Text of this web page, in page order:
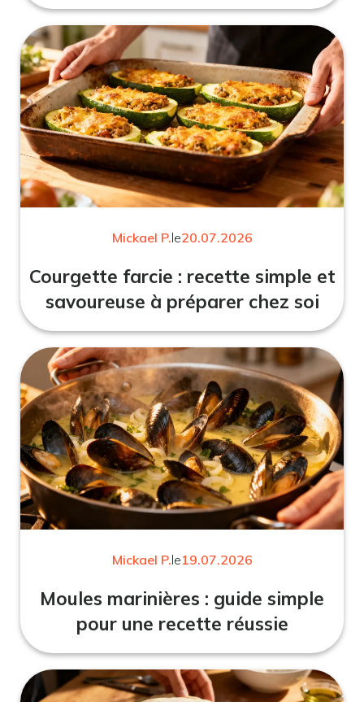
Mickael P.le20.07.2026
Courgette farcie : recette simple et
savoureuse à préparer chez soi
Mickael P.le19.07.2026
Moules marinières : guide simple
pour une recette réussie